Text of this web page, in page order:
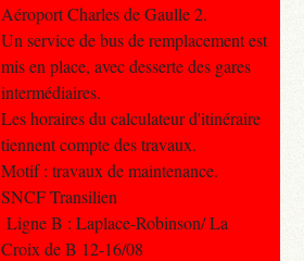
Aéroport Charles de Gaulle 2.
Un service de bus de remplacement est
mis en place, avec desserte des gares
intermédiaires.
Les horaires du calculateur d'itinéraire
tiennent compte des travaux.
Motif : travaux de maintenance.
SNCF Transilien
Ligne B : Laplace-Robinson/ La
Croix de B 12-16/08